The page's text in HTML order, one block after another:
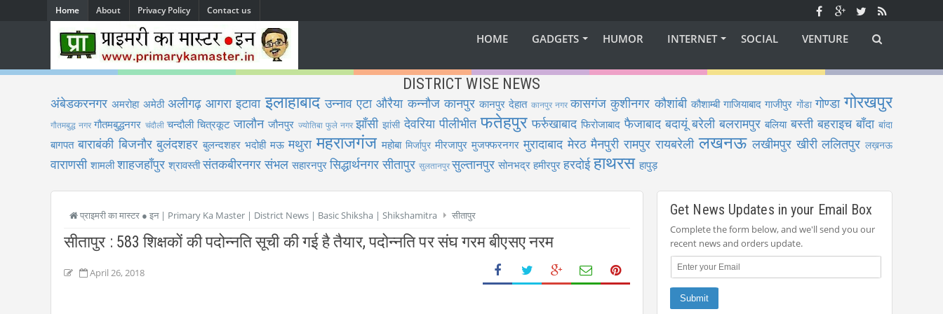
Home About Privacy Policy Contact us
HOME GADGETS HUMOR INTERNET SOCIAL VENTURE
DISTRICT WISE NEWS
अंबेडकरनगर अमरोहा अमेठी अलीगढ़ आगरा इटावा इलाहाबाद उन्नाव एटा औरैया कन्नौज कानपुर कानपुर देहात कानपुर नगर कासगंज कुशीनगर कौशांबी कौशाम्बी गाजियाबाद गाजीपुर गोंडा गोण्डा गोरखपुर
गौतमबुद्ध नगर गौतमबुद्धनगर चंदौली चन्दौली चित्रकूट जालौन जौनपुर ज्योतिबा फुले नगर झाँसी झांसी देवरिया पीलीभीत फतेहपुर फर्रुखाबाद फिरोजाबाद फैजाबाद बदायूं बरेली बलरामपुर बलिया बस्ती बहराइच बाँदा बांदा
बागपत बाराबंकी बिजनौर बुलंदशहर बुलन्दशहर भदोही मऊ मथुरा महराजगंज महोबा मिर्जापुर मीरजापुर मुजफ्फरनगर मुरादाबाद मेरठ मैनपुरी रामपुर रायबरेली लखनऊ लखीमपुर खीरी ललितपुर लख़नऊ
वाराणसी शामली शाहजहाँपुर श्रावस्ती संतकबीरनगर संभल सहारनपुर सिद्धार्थनगर सीतापुर सुलतानपुरसुल्तानपुर सोनभद्र हमीरपुर हरदोई हाथरस हापुड़
प्राइमरी का मास्टर ● इन | Primary Ka Master | District News | Basic Shiksha | Shikshamitra सीतापुर
सीतापुर : 583 शिक्षकों की पदोन्नति सूची की गई है तैयार, पदोन्नति पर संघ गरम बीएसए नरम
April 26, 2018
Get News Updates in your Email Box
Complete the form below, and we'll send you our
recent news and orders update.